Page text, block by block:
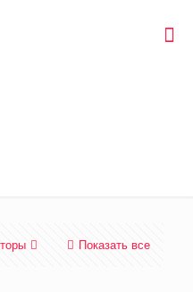
Показать все